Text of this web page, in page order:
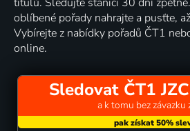
oblíbené pořady nahrajte a pusťte,
Vybírejte z nabídky pořadů ČT1
online.
Sledovat ČT1
a k tomu bez závazku